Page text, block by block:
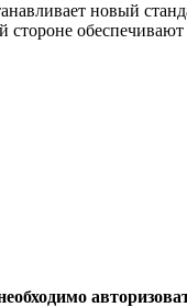
новый
обеспечивают